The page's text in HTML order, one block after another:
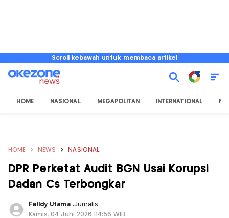
Scroll kebawah untuk membaca artikel
HOME NASIONAL MEGAPOLITAN INTERNATIONAL
HOME NEWS NASIONAL
DPR Perketat Audit BGN Usai Korupsi
Dadan Cs Terbongkar
Felldy Utama ,Jurnalis
Kamis, 04 Juni 2026 |14:56 WIB